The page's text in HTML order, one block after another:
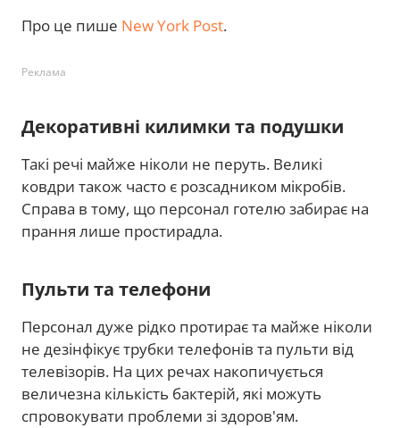
Про це пише New York Post.
Реклама
Декоративні килимки та подушки
Такі речі майже ніколи не перуть. Великі
ковдри також часто є розсадником мікробів.
Справа в тому, що персонал готелю забирає на
прання лише простирадла.
Пульти та телефони
Персонал дуже рідко протирає та майже ніколи
не дезінфікує трубки телефонів та пульти від
телевізорів. На цих речах накопичується
величезна кількість бактерій, які можуть
спровокувати проблеми зі здоров'ям.